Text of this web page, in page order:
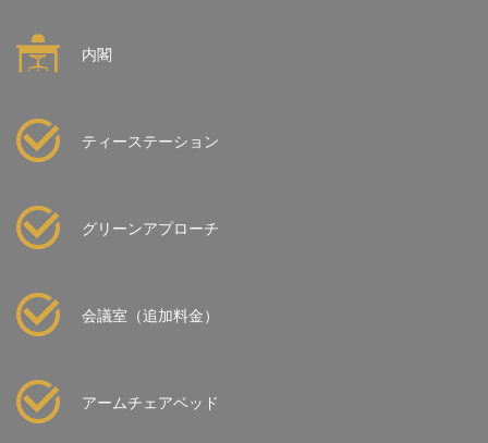
内閣
ティーステーション
グリーンアプローチ
会議室（追加料金）
アームチェアベッド